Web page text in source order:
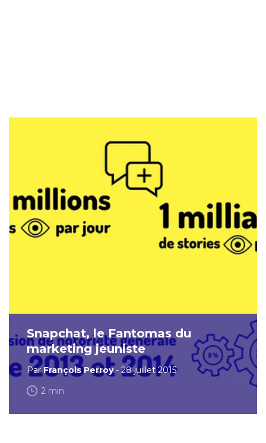
Snapchat, le Fantomas du
marketing jeuniste
ParFrançois Perroy- 28 juillet 2015
2 min